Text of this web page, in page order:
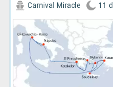
Carnival Miracle 11 d